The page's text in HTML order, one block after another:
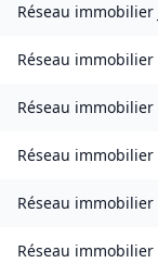
Réseau immobilier
Réseau immobilier
Réseau immobilier
Réseau immobilier
Réseau immobilier
Réseau immobilier